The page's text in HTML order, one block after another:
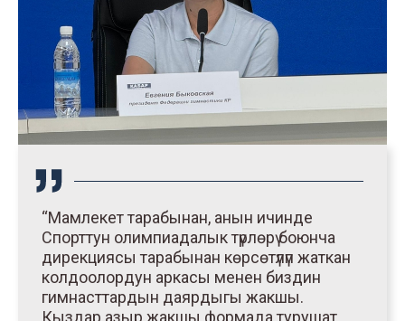
“Мамлекет тарабынан, анын ичинде
Спорттун олимпиадалык түрлөрү боюнча
дирекциясы тарабынан көрсөтүлүп жаткан
колдоолордун аркасы менен биздин
гимнасттардын даярдыгы жакшы.
Кыздар азыр жакшы формада турушат.